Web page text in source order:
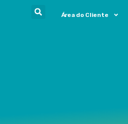
Área do Cliente